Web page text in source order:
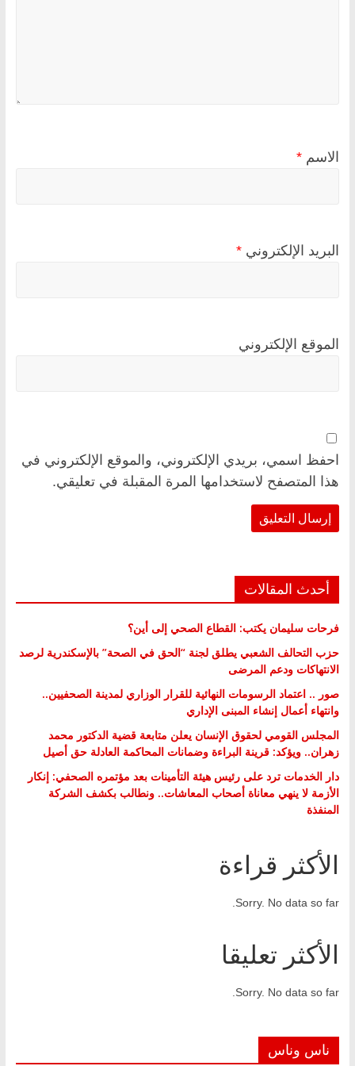
الاسم *
البريد الإلكتروني *
الموقع الإلكتروني
احفظ اسمي، بريدي الإلكتروني، والموقع الإلكتروني في
هذا المتصفح لاستخدامها المرة المقبلة في تعليقي.
أحدث المقالات
فرحات سليمان يكتب: القطاع الصحي إلى أين؟
حزب التحالف الشعبي يطلق لجنة “الحق في الصحة” بالإسكندرية لرصد
الانتهاكات ودعم المرضى
صور .. اعتماد الرسومات النهائية للقرار الوزاري لمدينة الصحفيين..
وانتهاء أعمال إنشاء المبنى الإداري
المجلس القومي لحقوق الإنسان يعلن متابعة قضية الدكتور محمد
زهران.. ويؤكد: قرينة البراءة وضمانات المحاكمة العادلة حق أصيل
دار الخدمات ترد على رئيس هيئة التأمينات بعد مؤتمره الصحفي: إنكار
الأزمة لا ينهي معاناة أصحاب المعاشات.. ونطالب بكشف الشركة
المنفذة
الأكثر قراءة
Sorry. No data so far.
الأكثر تعليقا
Sorry. No data so far.
ناس وناس